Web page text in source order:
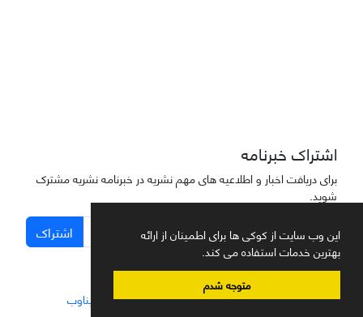
این وب سایت از کوکی ها برای اطمینان از ارائه
بهترین خدمات استفاده می کند.
متوجه شدم
اشتراک خبرنامه
برای دریافت اخبار و اطلاعیه های مهم نشریه در خبرنامه نشریه مشترک
شوید.
اشتراک
سامانه مدیریت نشریات علمی.طراحی و پیاده سازی از سیناوب